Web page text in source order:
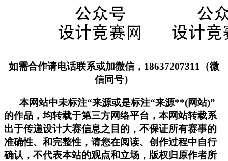
如需合作请电话联系或加微信，18637207311（微
信同号）
本网站中未标注“来源或是标注“来源**(网站)”
的作品，均转载于第三方网络平台，本网站转载系
出于传递设计大赛信息之目的，不保证所有赛事的
准确性、和完整性，请您在阅读、创作过程中自行
确认，不代表本站的观点和立场，版权归原作者所